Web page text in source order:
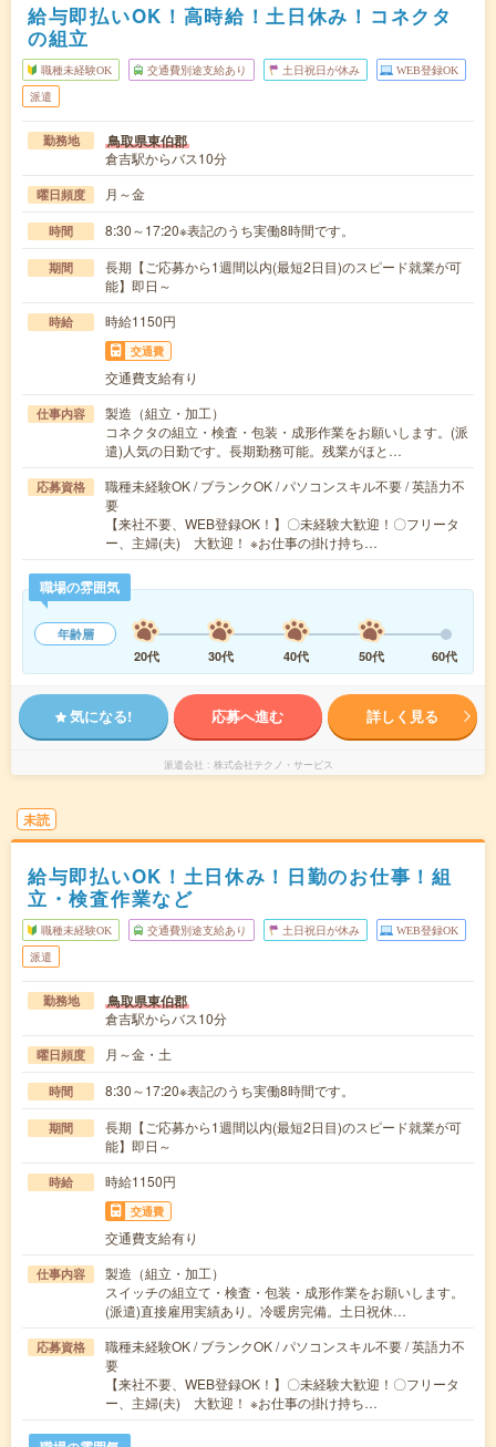
給与即払いOK！高時給！土日休み！コネクタ
の組立
職種未経験OK 交通費別途支給あり 土日祝日が休み WEB登録OK
派遣
勤務地 鳥取県東伯郡
倉吉駅からバス10分
曜日頻度 月～金
時間 8:30～17:20※表記のうち実働8時間です。
期間
長期【ご応募から1週間以内(最短2日目)のスピード就業が可
能】即日～
時給 時給1150円
交通費
交通費支給有り
仕事内容
製造（組立・加工）
コネクタの組立・検査・包装・成形作業をお願いします。(派
遣)人気の日勤です。長期勤務可能。残業がほと…
応募資格
職種未経験OK / ブランクOK / パソコンスキル不要 / 英語力不
要
【来社不要、WEB登録OK！】〇未経験大歓迎！〇フリータ
ー、主婦(夫) 大歓迎！ ※お仕事の掛け持ち…
職場の雰囲気
年齢層
20代
30代 40代 50代 60代
気になる! 応募へ進む 詳しく見る
派遣会社 株式会社テクノ・サービス
未読
給与即払いOK！土日休み！日勤のお仕事！組
立・検査作業など
職種未経験OK 交通費別途支給あり 土日祝日が休み WEB登録OK
派遣
勤務地 鳥取県東伯郡
倉吉駅からバス10分
曜日頻度 月～金・土
時間 8:30～17:20※表記のうち実働8時間です。
期間
長期【ご応募から1週間以内(最短2日目)のスピード就業が可
能】即日～
時給 時給1150円
交通費
交通費支給有り
仕事内容
製造（組立・加工）
スイッチの組立て・検査・包装・成形作業をお願いします。
(派遣)直接雇用実績あり。冷暖房完備。土日祝休…
応募資格
職種未経験OK / ブランクOK / パソコンスキル不要 / 英語力不
要
【来社不要、WEB登録OK！】〇未経験大歓迎！〇フリータ
ー、主婦(夫) 大歓迎！ ※お仕事の掛け持ち…